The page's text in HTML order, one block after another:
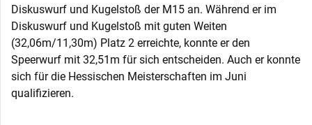
Diskuswurf und Kugelstoß der M15 an. Während er im
Diskuswurf und Kugelstoß mit guten Weiten
(32,06m/11,30m) Platz 2 erreichte, konnte er den
Speerwurf mit 32,51m für sich entscheiden. Auch er konnte
sich für die Hessischen Meisterschaften im Juni
qualifizieren.